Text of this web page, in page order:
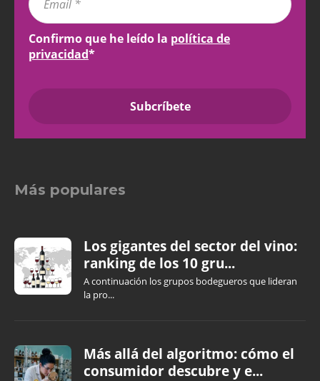
Confirmo que he leído la política de
privacidad*
Más populares
Los gigantes del sector del vino:
ranking de los 10 gru...
A continuación los grupos bodegueros que lideran
la pro...
Más allá del algoritmo: cómo el
consumidor descubre y e...